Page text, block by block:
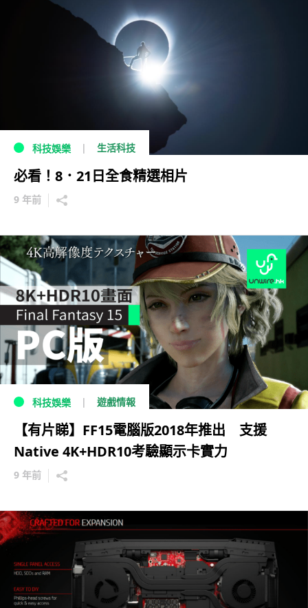
科技娛樂 生活科技
必看！8．21日全食精選相片
9 年前
科技娛樂 遊戲情報
【有片睇】FF15電腦版2018年推出 支援
Native 4K+HDR10考驗顯示卡實力
9 年前